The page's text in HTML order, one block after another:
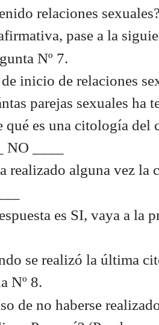
relaciones
pase a la
Nº 7.
inicio de relaciones
parejas sexuales ha
qué es una citología del
NO ____
realizado alguna vez
es SI, vaya a la
se realizó la última
Nº 8.
de no haberse